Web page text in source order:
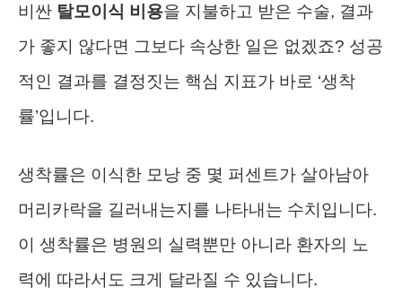
비싼 탈모이식 비용을 지불하고 받은 수술, 결과
가 좋지 않다면 그보다 속상한 일은 없겠죠? 성공
적인 결과를 결정짓는 핵심 지표가 바로 ‘생착
률’입니다.
생착률은 이식한 모낭 중 몇 퍼센트가 살아남아
머리카락을 길러내는지를 나타내는 수치입니다.
이 생착률은 병원의 실력뿐만 아니라 환자의 노
력에 따라서도 크게 달라질 수 있습니다.